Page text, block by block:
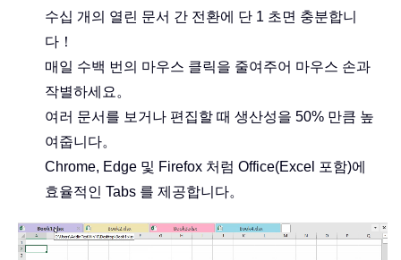
수십 개의 열린 문서 간 전환에 단 1 초면 충분합니
다！
매일 수백 번의 마우스 클릭을 줄여주어 마우스 손과
작별하세요。
여러 문서를 보거나 편집할 때 생산성을 50% 만큼 높
여줍니다。
Chrome, Edge 및 Firefox 처럼 Office(Excel 포함)에
효율적인 Tabs 를 제공합니다。